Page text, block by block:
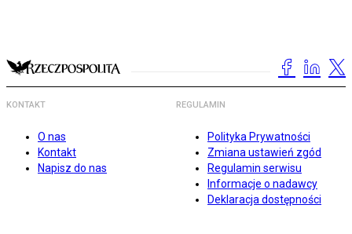
KONTAKT
O nas
Kontakt
Napisz do nas
REGULAMIN
Polityka Prywatności
Zmiana ustawień zgód
Regulamin serwisu
Informacje o nadawcy
Deklaracja dostępności